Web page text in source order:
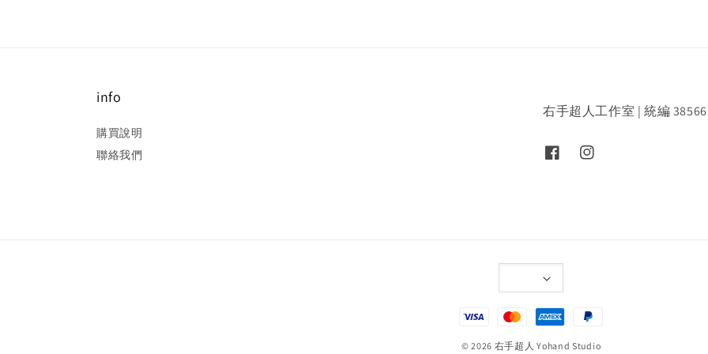
info
購買說明
聯絡我們
右手超人工作室 | 統編
© 2026 右手超人 Yohand Studio